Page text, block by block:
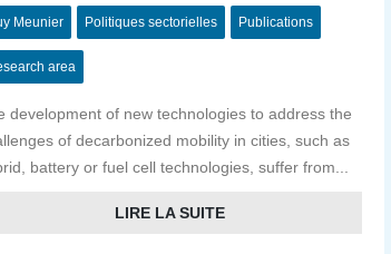
Meunier Politiques sectorielles Publications
area
development of new technologies to address the
of decarbonized mobility in cities, such as
battery or fuel cell technologies, suffer from...
LIRE LA SUITE